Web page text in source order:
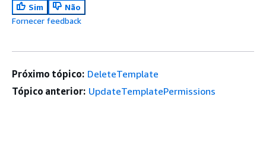
Sim
Não
Fornecer feedback
Próximo tópico: DeleteTemplate
Tópico anterior: UpdateTemplatePermissions